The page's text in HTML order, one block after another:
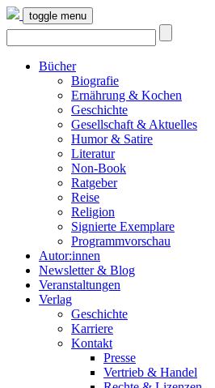
toggle menu
Bücher
Biografie
Ernährung & Kochen
Geschichte
Gesellschaft & Aktuelles
Humor & Satire
Literatur
Non-Book
Ratgeber
Reise
Religion
Signierte Exemplare
Programmvorschau
Autor:innen
Newsletter & Blog
Veranstaltungen
Verlag
Geschichte
Karriere
Kontakt
Presse
Vertrieb & Handel